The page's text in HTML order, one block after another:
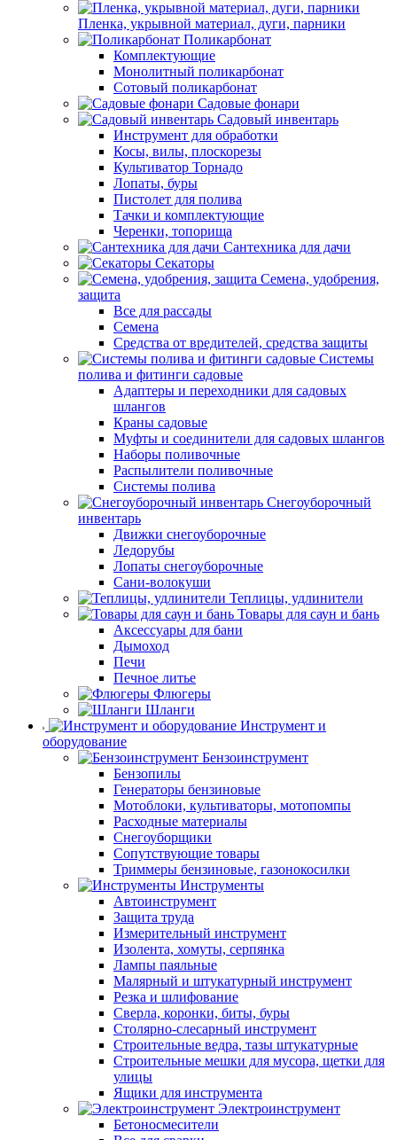
Пленка, укрывной материал, дуги, парники
Поликарбонат
Комплектующие
Монолитный поликарбонат
Сотовый поликарбонат
Садовые фонари
Садовый инвентарь
Инструмент для обработки
Косы, вилы, плоскорезы
Культиватор Торнадо
Лопаты, буры
Пистолет для полива
Тачки и комплектующие
Черенки, топорища
Сантехника для дачи
Секаторы
Семена, удобрения,
защита
Все для рассады
Семена
Средства от вредителей, средства защиты
Системы
полива и фитинги садовые
Адаптеры и переходники для садовых
шлангов
Краны садовые
Муфты и соединители для садовых шлангов
Наборы поливочные
Распылители поливочные
Системы полива
Снегоуборочный
инвентарь
Движки снегоуборочные
Ледорубы
Лопаты снегоуборочные
Сани-волокуши
Теплицы, удлинители
Товары для саун и бань
Аксессуары для бани
Дымоход
Печи
Печное литье
Флюгеры
Шланги
Инструмент и
оборудование
Бензоинструмент
Бензопилы
Генераторы бензиновые
Мотоблоки, культиваторы, мотопомпы
Расходные материалы
Снегоуборщики
Сопутствующие товары
Триммеры бензиновые, газонокосилки
Инструменты
Автоинструмент
Защита труда
Измерительный инструмент
Изолента, хомуты, серпянка
Лампы паяльные
Малярный и штукатурный инструмент
Резка и шлифование
Сверла, коронки, биты, буры
Столярно-слесарный инструмент
Строительные ведра, тазы штукатурные
Строительные мешки для мусора, щетки для
улицы
Ящики для инструмента
Электроинструмент
Бетоносмесители